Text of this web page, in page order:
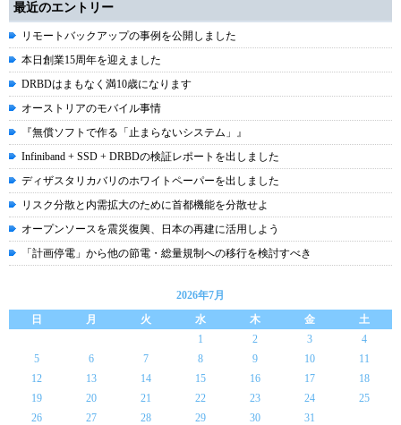
最近のエントリー
リモートバックアップの事例を公開しました
本日創業15周年を迎えました
DRBDはまもなく満10歳になります
オーストリアのモバイル事情
『無償ソフトで作る「止まらないシステム」』
Infiniband + SSD + DRBDの検証レポートを出しました
ディザスタリカバリのホワイトペーパーを出しました
リスク分散と内需拡大のために首都機能を分散せよ
オープンソースを震災復興、日本の再建に活用しよう
「計画停電」から他の節電・総量規制への移行を検討すべき
2026年7月
日
月 火 水 木 金
土
1
2 3
4
5
6 7 8 9 10
11
12
13 14 15 16 17
18
19
20 21 22 23 24
25
26
27 28 29 30 31